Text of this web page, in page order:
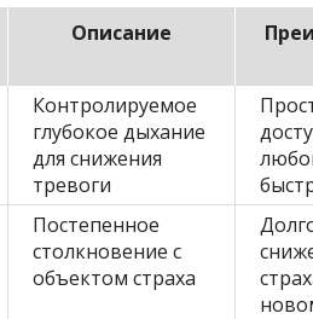
Описание
Контролируемое
глубокое дыхание
для снижения
тревоги
Постепенное
столкновение с
объектом страха